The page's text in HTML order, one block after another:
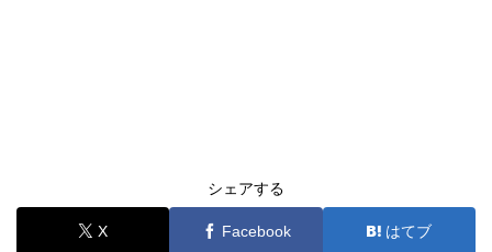
シェアする
X Facebook はてブ